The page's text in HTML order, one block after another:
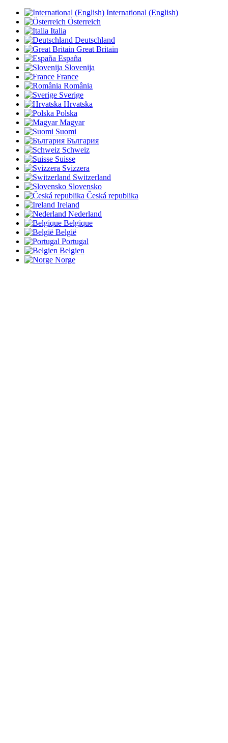
International (English)
Österreich
Italia
Deutschland
Great Britain
España
Slovenija
France
România
Sverige
Hrvatska
Polska
Magyar
Suomi
България
Schweiz
Suisse
Svizzera
Switzerland
Slovensko
Česká republika
Ireland
Nederland
Belgique
België
Portugal
Belgien
Norge